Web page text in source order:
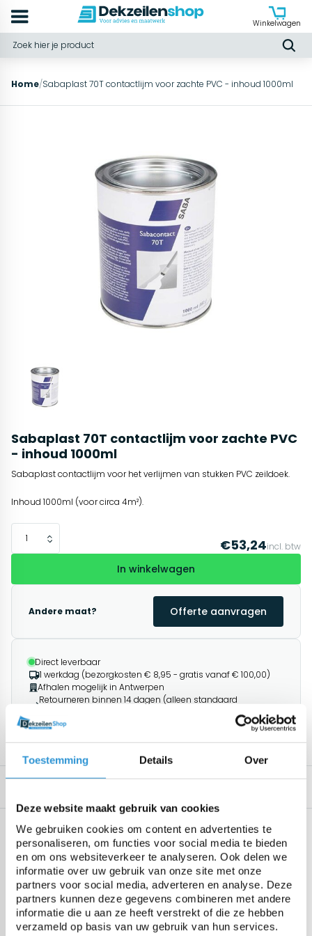
Toestemming Details Over
Deze website maakt gebruik van cookies
We gebruiken cookies om content en advertenties te
personaliseren, om functies voor social media te bieden
en om ons websiteverkeer te analyseren. Ook delen we
informatie over uw gebruik van onze site met onze
partners voor social media, adverteren en analyse. Deze
partners kunnen deze gegevens combineren met andere
informatie die u aan ze heeft verstrekt of die ze hebben
verzameld op basis van uw gebruik van hun services.
Winkelwagen
Home/Sabaplast 70T contactlijm voor zachte PVC - inhoud 1000ml
Sabaplast 70T contactlijm voor zachte PVC
- inhoud 1000ml
Sabaplast contactlijm voor het verlijmen van stukken PVC zeildoek.
Inhoud 1000ml (voor circa 4m²).
€53,24incl. btw
In winkelwagen
Andere maat? Offerte aanvragen
Direct leverbaar
1 werkdag (bezorgkosten € 8,95 - gratis vanaf € 100,00)
Afhalen mogelijk in Antwerpen
Retourneren binnen 14 dagen (alleen standaard
1195+ klanten geven ons een 9.8/10
Specificaties
Geen specificaties beschikbaar.
Vragen over dit product:
Start chat